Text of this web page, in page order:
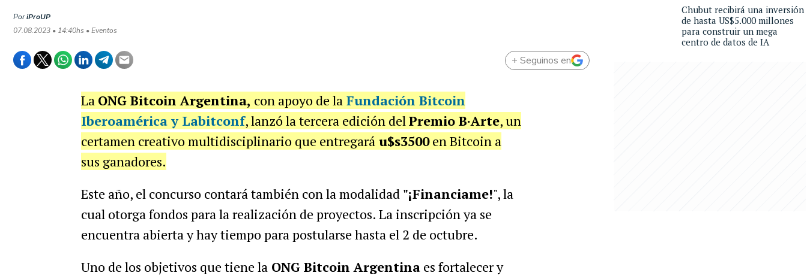
PoriProUP
07.08.2023 • 14:40hs • Eventos
+ Seguinos en
La ONG Bitcoin Argentina, con apoyo de la Fundación Bitcoin
Iberoamérica y Labitconf, lanzó la tercera edición delPremio B·Arte, un
certamen creativo multidisciplinario que entregaráu$s3500en Bitcoin a
sus ganadores.
Este año, el concurso contará también con la modalidad "¡Financiame!", la
cual otorga fondos para la realización de proyectos. La inscripción ya se
encuentra abierta y hay tiempo para postularse hasta el 2 de octubre.
Uno de los objetivos que tiene laONG Bitcoin Argentinaes fortalecer y
Chubut recibirá una inversión
de hasta US$5.000 millones
para construir un mega
centro de datos de IA